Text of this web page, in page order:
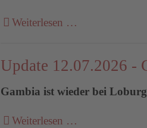
Weiterlesen …
Update 12.07.2026 -
Gambia ist wieder bei Loburg
Weiterlesen …